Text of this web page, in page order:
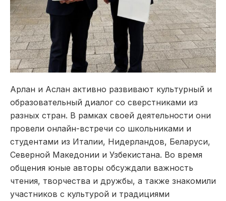
Арлан и Аслан активно развивают культурный и
образовательный диалог со сверстниками из
разных стран. В рамках своей деятельности они
провели онлайн-встречи со школьниками и
студентами из Италии, Нидерландов, Беларуси,
Северной Македонии и Узбекистана. Во время
общения юные авторы обсуждали важность
чтения, творчества и дружбы, а также знакомили
участников с культурой и традициями